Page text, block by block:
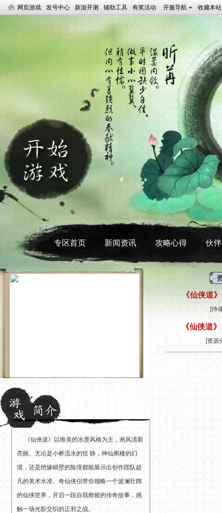
网页游戏 发号中心 新游开测 辅助工具 有奖活动 开服导航 收藏本站
专区首页 新闻资讯 攻略心得 伙
《仙侠道》以唯美的水墨风格为主，画风清新
亮丽。无论是小桥流水的恬 静，神仙阁楼的幻
境，还是绝缘峭壁的险境都能展示出创作团队超
凡的美术水准。奇仙侠侣带你领略一个波澜壮阔
的仙侠世界，开启一段自我救赎的传奇故事，感
触一场光影交织的正邪之战。
《仙侠道
[侍
《仙侠道
[资源